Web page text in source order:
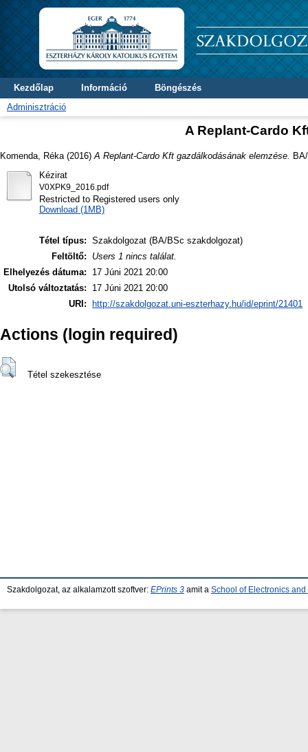
Kezdőlap Információ
Böngészés
Adminisztráció
A Replant-Cardo
Komenda, Réka (2016) A Replant-Cardo Kft gazdálkodásának elemzése.
Kézirat
V0XPK9_2016.pdf
Restricted to Registered users only
Download (1MB)
Tétel típus: Szakdolgozat (BA/BSc szakdolgozat)
Feltöltő:
Users 1 nincs találat.
Elhelyezés dátuma:
17 Júni 2021 20:00
Utolsó változtatás:
17 Júni 2021 20:00
URI:
http://szakdolgozat.uni-eszterhazy.hu/id/eprint/21401
Actions (login required)
Tétel szekesztése
Szakdolgozat, az alkalamzott szoftver: EPrints 3 amit a School of Electronics